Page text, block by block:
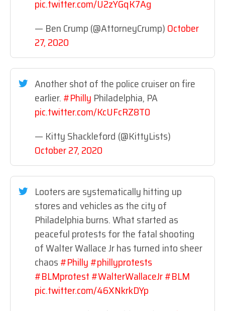
pic.twitter.com/U2zYGqK7Ag
— Ben Crump (@AttorneyCrump)October
27, 2020
Another shot of the police cruiser on fire
earlier.#Philly Philadelphia, PA
pic.twitter.com/KcUFcRZ8T0
— Kitty Shackleford (@KittyLists)
October 27, 2020
Looters are systematically hitting up
stores and vehicles as the city of
Philadelphia burns. What started as
peaceful protests for the fatal shooting
of Walter Wallace Jr has turned into sheer
chaos#Philly#phillyprotests
#BLMprotest#WalterWallaceJr#BLM
pic.twitter.com/46XNkrkDYp